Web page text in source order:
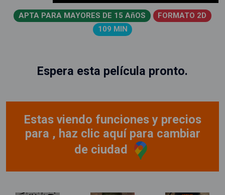
APTA PARA MAYORES DE 15 AñOS
FORMATO 2D
109 MIN
Espera esta película pronto.
Estas viendo funciones y precios
para , haz clic aquí para cambiar
de ciudad